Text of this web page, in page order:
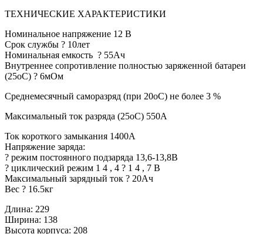
ТЕХНИЧЕСКИЕ ХАРАКТЕРИСТИКИ
Номинальное напряжение 12 В
Срок службы ? 10лет
Номинальная емкость ? 55Ач
Внутреннее сопротивление полностью заряженной батареи
(25оС) ? 6мОм
Среднемесячный саморазряд (при 20оС) не более 3 %
Максимальный ток разряда (25оС) 550А
Ток короткого замыкания 1400А
Напряжение заряда:
? режим постоянного подзаряда 13,6-13,8В
? циклический режим 1 4 , 4 ? 1 4 , 7 В
Максимальный зарядный ток ? 20Ач
Вес ? 16.5кг
Длина: 229
Ширина: 138
Высота корпуса: 208